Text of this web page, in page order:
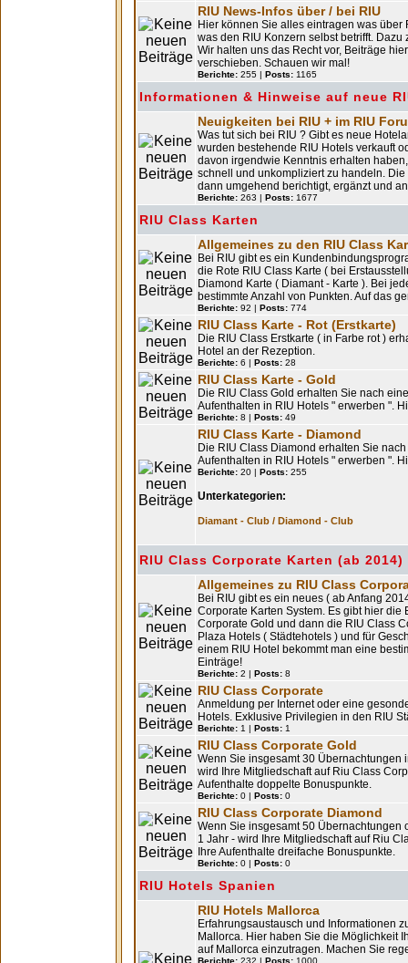
RIU News-Infos über / bei RIU
Hier können Sie alles eintragen was
was den RIU Konzern selbst betrifft.
Wir halten uns das Recht vor, Beiträge
verschieben. Schauen wir mal!
Berichte: 255 | Posts: 1165
Informationen & Hinweise auf neue
Neuigkeiten bei RIU + im RIU
Was tut sich bei RIU ? Gibt es neue
wurden bestehende RIU Hotels verkauft
davon irgendwie Kenntnis erhalten
schnell und unkompliziert zu handeln.
dann umgehend berichtigt, ergänzt und
Berichte: 263 | Posts: 1677
RIU Class Karten
Allgemeines zu den RIU Class
Bei RIU gibt es ein
die Rote RIU Class Karte ( bei
Diamond Karte ( Diamant - Karte ). Bei
bestimmte Anzahl von Punkten. Auf das
Berichte: 92 | Posts: 774
RIU Class Karte - Rot (Erstkarte)
Die RIU Class Erstkarte ( in Farbe rot )
Hotel an der Rezeption.
Berichte: 6 | Posts: 28
RIU Class Karte - Gold
Die RIU Class Gold erhalten Sie nach
Aufenthalten in RIU Hotels " erwerben ".
Berichte: 8 | Posts: 49
RIU Class Karte - Diamond
Die RIU Class Diamond erhalten Sie
Aufenthalten in RIU Hotels " erwerben ".
Berichte: 20 | Posts: 255
Unterkategorien:
Diamant - Club / Diamond - Club
RIU Class Corporate Karten (ab 2014)
Allgemeines zu RIU Class
Bei RIU gibt es ein neues ( ab Anfang
Corporate Karten System. Es gibt hier
Corporate Gold und dann die RIU Class
Plaza Hotels ( Städtehotels ) und für
einem RIU Hotel bekommt man eine
Einträge!
Berichte: 2 | Posts: 8
RIU Class Corporate
Anmeldung per Internet oder eine
Hotels. Exklusive Privilegien in den RIU
Berichte: 1 | Posts: 1
RIU Class Corporate Gold
Wenn Sie insgesamt 30 Übernachtungen
wird Ihre Mitgliedschaft auf Riu Class
Aufenthalte doppelte Bonuspunkte.
Berichte: 0 | Posts: 0
RIU Class Corporate Diamond
Wenn Sie insgesamt 50 Übernachtungen
1 Jahr - wird Ihre Mitgliedschaft auf Riu
Ihre Aufenthalte dreifache Bonuspunkte.
Berichte: 0 | Posts: 0
RIU Hotels Spanien
RIU Hotels Mallorca
Erfahrungsaustausch und Informationen
Mallorca. Hier haben Sie die Möglichkeit
auf Mallorca einzutragen. Machen Sie
Berichte: 232 | Posts: 1000